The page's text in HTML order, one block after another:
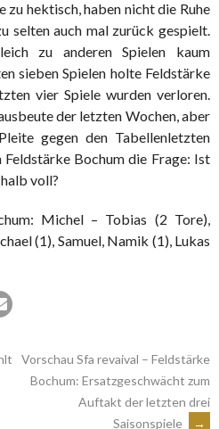
zu hektisch, haben nicht die Ruhe
selten auch mal zurück gespielt.
zu anderen Spielen kaum
sieben Spielen holte Feldstärke
vier Spiele wurden verloren.
der letzten Wochen, aber
gegen den Tabellenletzten
Bochum die Frage: Ist
voll?
Michel – Tobias (2 Tore),
(1), Samuel, Namik (1), Lukas
Vorschau Sfa revaival – Feldstärke
Bochum: Ersatzgeschwächt zum
Auftakt der letzten drei
Saisonspiele
→